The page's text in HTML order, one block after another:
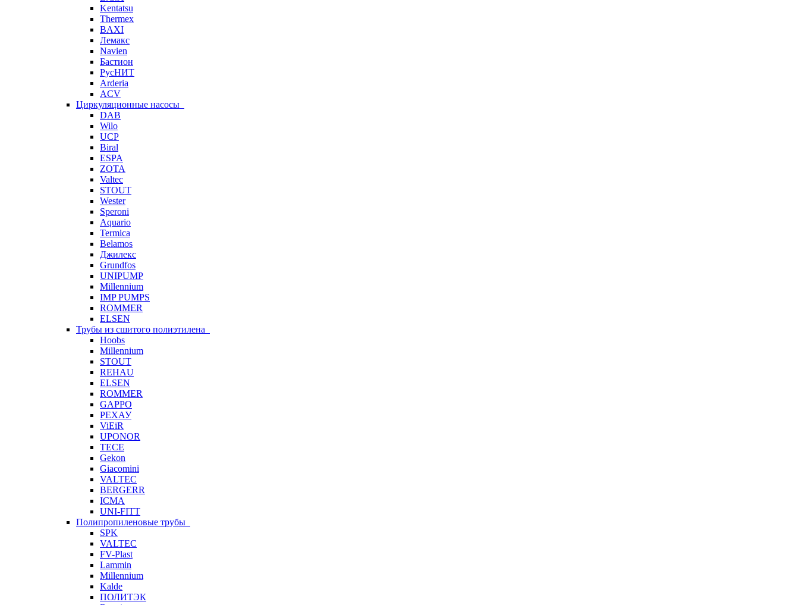
Kentatsu
Thermex
BAXI
Лемакс
Navien
Бастион
РусНИТ
Arderia
ACV
Циркуляционные насосы
DAB
Wilo
UCP
Biral
ESPA
ZOTA
Valtec
STOUT
Wester
Speroni
Aquario
Termica
Belamos
Джилекс
Grundfos
UNIPUMP
Millennium
IMP PUMPS
ROMMER
ELSEN
Трубы из сшитого полиэтилена
Hoobs
Millennium
STOUT
REHAU
ELSEN
ROMMER
GAPPO
РЕХАУ
ViEiR
UPONOR
TECE
Gekon
Giacomini
VALTEC
BERGERR
ICMA
UNI-FITT
Полипропиленовые трубы
SPK
VALTEC
FV-Plast
Lammin
Millennium
Kalde
ПОЛИТЭК